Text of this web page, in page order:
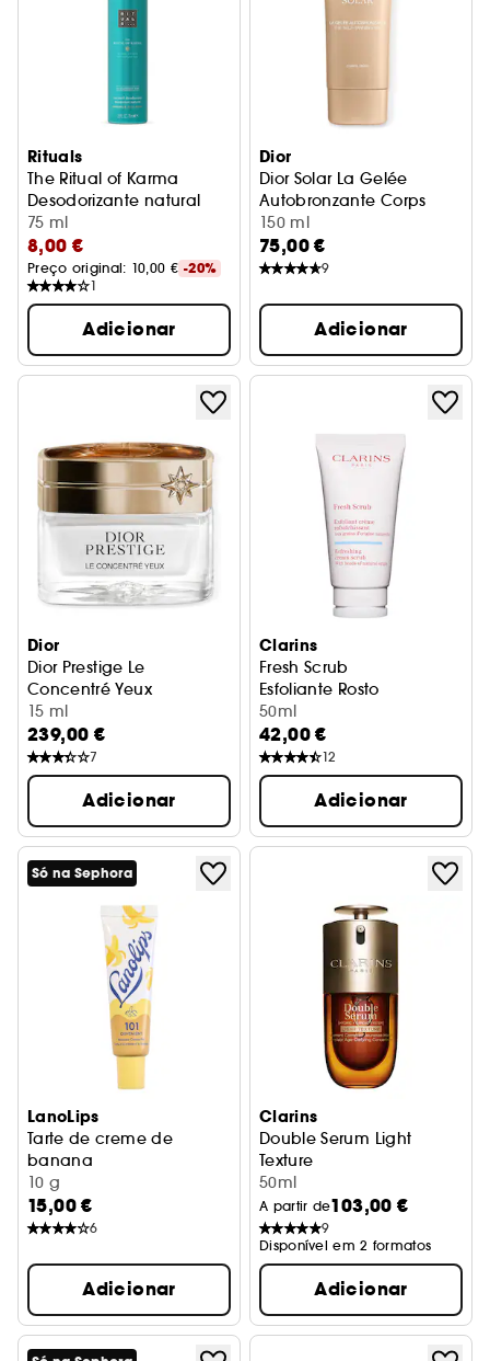
Rituals
The Ritual of Karma
Desodorizante natural
75 ml
8,00 €
Preço original: 10,00 € -20%
1
Adicionar
Dior
Dior Solar La Gelée
Autobronzante Corps
Autobronzeador corporal
150 ml
75,00 €
9
Adicionar
Dior
Dior Prestige Le
Concentré Yeux
Cuidado anti-idade para o contorno dos olhos
15 ml
239,00 €
7
Adicionar
Clarins
Fresh Scrub
Esfoliante Rosto
50ml
42,00 €
12
Adicionar
Só na Sephora
LanoLips
Tarte de creme de
banana
Bálsamo para lábios e pele seca
10 g
15,00 €
6
Adicionar
Clarins
Double Serum Light
Texture
Serum Antienvelhecimento
50ml
A partir de103,00 €
9
Disponível em 2 formatos
Adicionar